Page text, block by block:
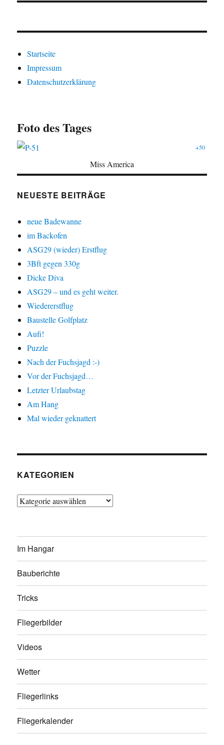
Startseite
Impressum
Datenschutzerklärung
Foto des Tages
+50
Miss America
NEUESTE BEITRÄGE
neue Badewanne
im Backofen
ASG29 (wieder) Erstflug
3Bft gegen 330g
Dicke Diva
ASG29 – und es geht weiter.
Wiedererstflug
Baustelle Golfplatz
Aufi!
Puzzle
Nach der Fuchsjagd :-)
Vor der Fuchsjagd…
Letzter Urlaubstag
Am Hang
Mal wieder geknattert
KATEGORIEN
Kategorien
Im Hangar
Bauberichte
Tricks
Fliegerbilder
Videos
Wetter
Fliegerlinks
Fliegerkalender